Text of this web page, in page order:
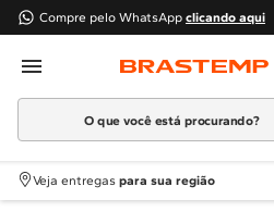
Compre pelo WhatsApp clicando aqui
Em que podemos
O que você está procurando?
Termos mais buscados
1º Geladeira
Veja entregas para sua região